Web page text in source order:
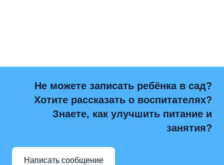
Не можете записать ребёнка в сад?
Хотите рассказать о воспитателях?
Знаете, как улучшить питание и
занятия?
Написать сообщение